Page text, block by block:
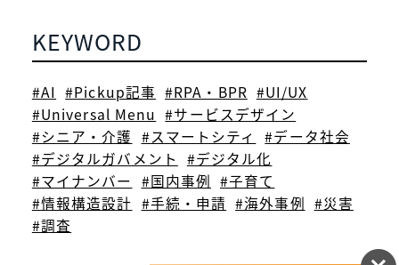
KEYWORD
#AI #Pickup記事 #RPA・BPR #UI/UX
#Universal Menu #サービスデザイン
#シニア・介護 #スマートシティ
#データ社会
#デジタルガバメント
#デジタル化
#マイナンバー #国内事例 #子育て
#情報構造設計 #手続・申請 #海外事例 #災害
#調査